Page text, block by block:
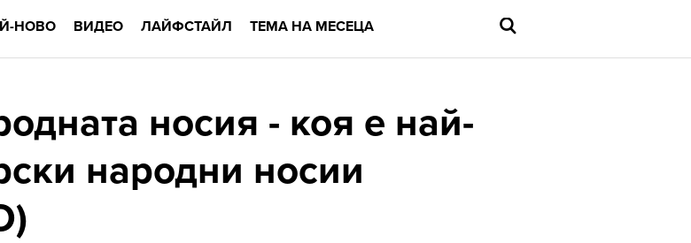
НОВО ВИДЕО ЛАЙФСТАЙЛ ТЕМА НА МЕСЕЦА
носия - коя е най-
народни носии